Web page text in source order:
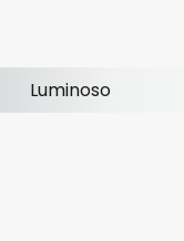
Luminoso